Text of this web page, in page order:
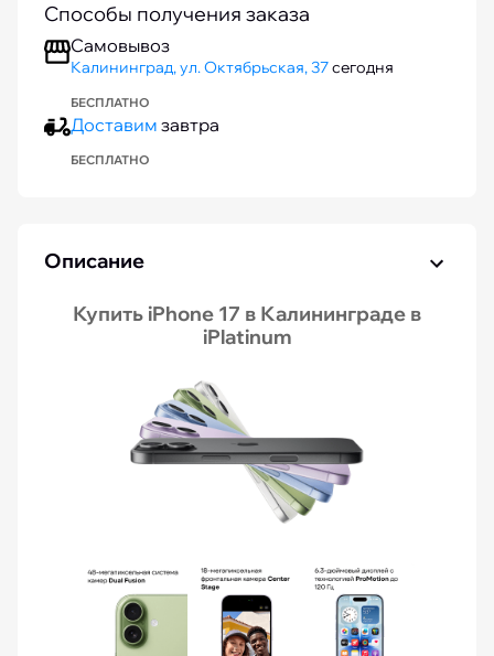
Способы получения заказа
Самовывоз
Калининград, ул. Октябрьская, 37сегодня
БЕСПЛАТНО
Доставим завтра
БЕСПЛАТНО
Описание
Купить iPhone 17 в Калининграде в
iPlatinum